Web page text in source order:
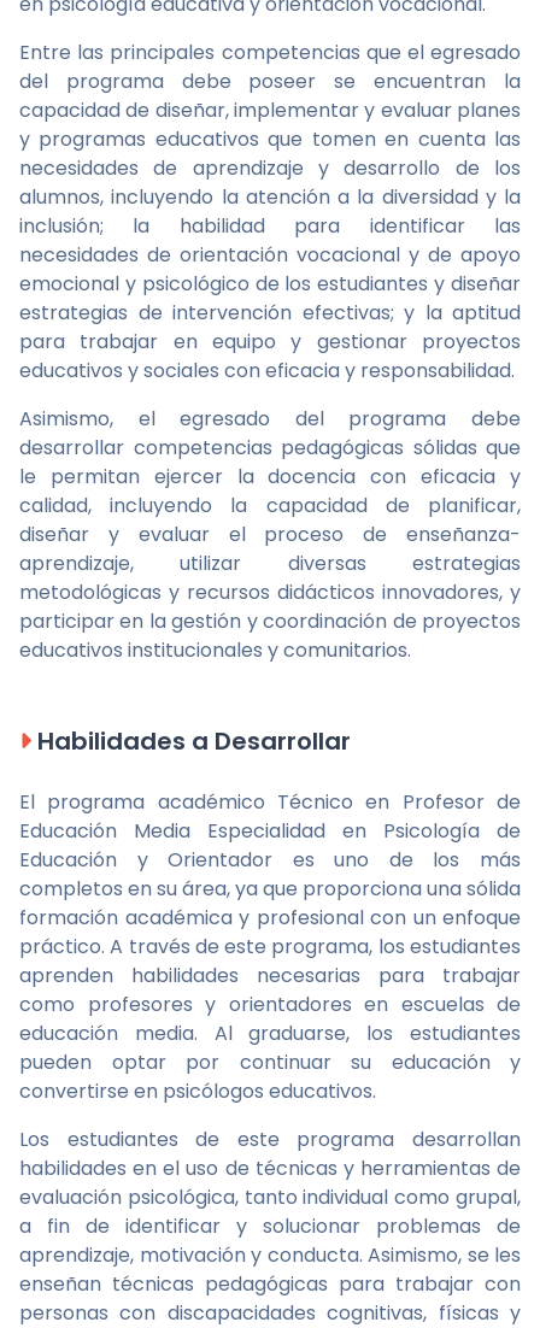
Entre las principales competencias que el egresado
del programa debe poseer se encuentran la
capacidad de diseñar, implementar y evaluar planes
y programas educativos que tomen en cuenta las
necesidades de aprendizaje y desarrollo de los
alumnos, incluyendo la atención a la diversidad y la
inclusión; la habilidad para identificar las
necesidades de orientación vocacional y de apoyo
emocional y psicológico de los estudiantes y diseñar
estrategias de intervención efectivas; y la aptitud
para trabajar en equipo y gestionar proyectos
educativos y sociales con eficacia y responsabilidad.
Asimismo, el egresado del programa debe
desarrollar competencias pedagógicas sólidas que
le permitan ejercer la docencia con eficacia y
calidad, incluyendo la capacidad de planificar,
diseñar y evaluar el proceso de enseñanza-
aprendizaje, utilizar diversas estrategias
metodológicas y recursos didácticos innovadores, y
participar en la gestión y coordinación de proyectos
educativos institucionales y comunitarios.
Habilidades a Desarrollar
El programa académico Técnico en Profesor de
Educación Media Especialidad en Psicología de
Educación y Orientador es uno de los más
completos en su área, ya que proporciona una sólida
formación académica y profesional con un enfoque
práctico. A través de este programa, los estudiantes
aprenden habilidades necesarias para trabajar
como profesores y orientadores en escuelas de
educación media. Al graduarse, los estudiantes
pueden optar por continuar su educación y
convertirse en psicólogos educativos.
Los estudiantes de este programa desarrollan
habilidades en el uso de técnicas y herramientas de
evaluación psicológica, tanto individual como grupal,
a fin de identificar y solucionar problemas de
aprendizaje, motivación y conducta. Asimismo, se les
enseñan técnicas pedagógicas para trabajar con
personas con discapacidades cognitivas, físicas y